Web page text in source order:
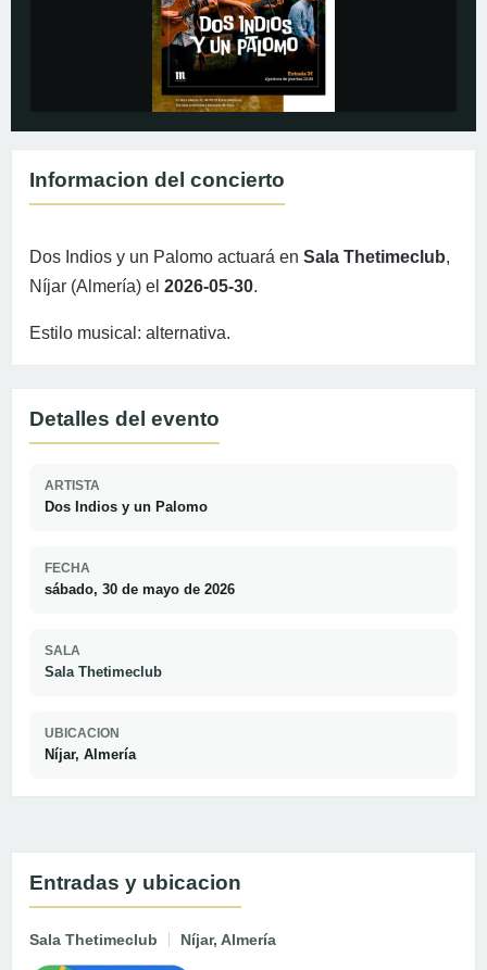
Informacion del concierto
Dos Indios y un Palomo actuará en Sala Thetimeclub,
Níjar (Almería) el 2026-05-30.
Estilo musical: alternativa.
Detalles del evento
ARTISTA
Dos Indios y un Palomo
FECHA
sábado, 30 de mayo de 2026
SALA
Sala Thetimeclub
UBICACION
Níjar, Almería
Entradas y ubicacion
Sala Thetimeclub Níjar, Almería